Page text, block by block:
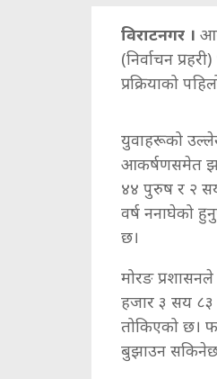
विराटनगर ।
(निर्वाचन
प्रक्रियाको
युवाहरूको
आकर्षणसमेत
४४ पुरुष र २ सय
वर्ष ननाघेको
छ।
मोरङ
हजार ३ सय ८३
तोकिएको छ।
बुझाउन